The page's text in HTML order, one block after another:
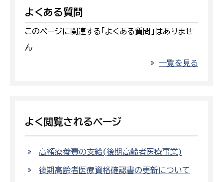
よくある質問
このページに関連する「よくある質問」はありませ
ん
一覧を見る
よく閲覧されるページ
高額療養費の支給(後期高齢者医療事業)
後期高齢者医療資格確認書の更新について